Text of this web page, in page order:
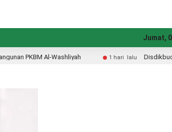
Jumat,
1 hari lalu Disdikbud Konawe Berbenah dari Halaman